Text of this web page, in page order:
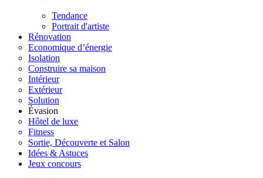
Tendance
Portrait d'artiste
Rénovation
Economique d’énergie
Isolation
Construire sa maison
Intérieur
Extérieur
Solution
Évasion
Hôtel de luxe
Fitness
Sortie, Découverte et Salon
Idées & Astuces
Jeux concours